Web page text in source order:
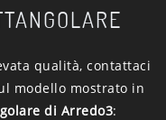
qualità, contattaci
modello mostrato in
di Arredo3: